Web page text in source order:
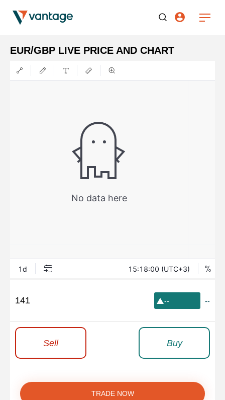
EUR/GBP LIVE PRICE AND CHART
141 -- --
Sell Buy
TRADE NOW